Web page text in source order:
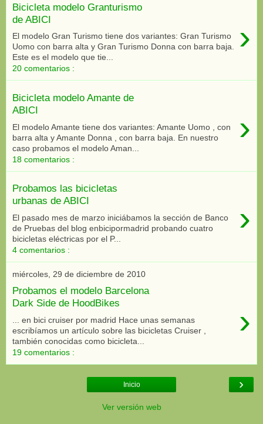
Bicicleta modelo Granturismo
de ABICI
›
El modelo Gran Turismo tiene dos variantes: Gran Turismo
Uomo con barra alta y Gran Turismo Donna con barra baja.
Este es el modelo que tie...
20 comentarios :
Bicicleta modelo Amante de
ABICI
›
El modelo Amante tiene dos variantes: Amante Uomo , con
barra alta y Amante Donna , con barra baja. En nuestro
caso probamos el modelo Aman...
18 comentarios :
Probamos las bicicletas
urbanas de ABICI
›
El pasado mes de marzo iniciábamos la sección de Banco
de Pruebas del blog enbicipormadrid probando cuatro
bicicletas eléctricas por el P...
4 comentarios :
miércoles, 29 de diciembre de 2010
Probamos el modelo Barcelona
Dark Side de HoodBikes
›
... en bici cruiser por madrid Hace unas semanas
escribíamos un artículo sobre las bicicletas Cruiser ,
también conocidas como bicicleta...
19 comentarios :
›
Inicio
Ver versión web